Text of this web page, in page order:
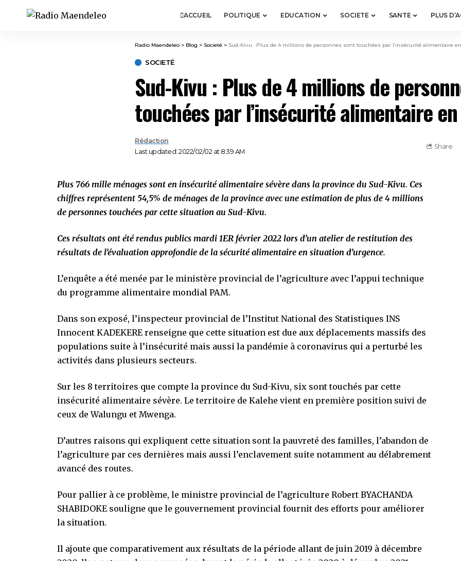
ACCUEIL POLITIQUE EDUCATION SOCIETE SANTE PLUS
Radio Maendeleo > Blog > Societé > Sud-Kivu : Plus de 4 millions de personnes sont touchées par l’insécurité alimentaire
SOCIETÉ
Sud-Kivu : Plus de 4 millions de
touchées par l’insécurité alimentaire
Last updated: 2022/02/02 at 8:39 AM
Rédaction
Share
Plus 766 mille ménages sont en insécurité alimentaire sévère dans la province du Sud-Kivu. Ces
chiffres représentent 54,5% de ménages de la province avec une estimation de plus de 4 millions
de personnes touchées par cette situation au Sud-Kivu.
Ces résultats ont été rendus publics mardi 1ER février 2022 lors d’un atelier de restitution des
résultats de l’évaluation approfondie de la sécurité alimentaire en situation d’urgence.
L’enquête a été menée par le ministère provincial de l’agriculture avec l’appui technique
du programme alimentaire mondial PAM.
Dans son exposé, l’inspecteur provincial de l’Institut National des Statistiques INS
Innocent KADEKERE renseigne que cette situation est due aux déplacements massifs des
populations suite à l’insécurité mais aussi la pandémie à coronavirus qui a perturbé les
activités dans plusieurs secteurs.
Sur les 8 territoires que compte la province du Sud-Kivu, six sont touchés par cette
insécurité alimentaire sévère. Le territoire de Kalehe vient en première position suivi de
ceux de Walungu et Mwenga.
D’autres raisons qui expliquent cette situation sont la pauvreté des familles, l’abandon de
l’agriculture par ces dernières mais aussi l’enclavement suite notamment au délabrement
avancé des routes.
Pour pallier à ce problème, le ministre provincial de l’agriculture Robert BYACHANDA
SHABIDOKE souligne que le gouvernement provincial fournit des efforts pour améliorer
la situation.
Il ajoute que comparativement aux résultats de la période allant de juin 2019 à décembre